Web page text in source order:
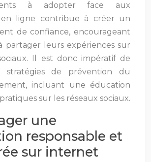
à adopter face aux
ligne contribue à créer un
de confiance, encourageant
partager leurs expériences sur
Il est donc impératif de
stratégies de prévention du
incluant une éducation
sur les réseaux sociaux.
une
responsable et
sur internet